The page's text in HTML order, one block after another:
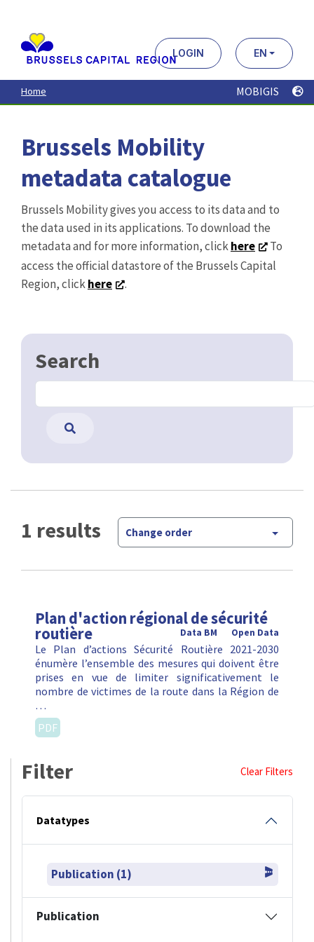
contenu
principal
LOGIN EN
Home MOBIGIS
Brussels Mobility
metadata catalogue
Brussels Mobility gives you access to its data and to
the data used in its applications. To download the
metadata and for more information, clickhere
To
access the official datastore of the Brussels Capital
Region, clickhere .
Search
1 results Change order
Plan d'action régional de sécurité
routière Open Data
Data BM
Le Plan d’actions Sécurité Routière 2021-2030
énumère l’ensemble des mesures qui doivent être
prises en vue de limiter significativement le
nombre de victimes de la route dans la Région de
…
PDF
Filter Clear Filters
Datatypes
Publication (1)
Publication